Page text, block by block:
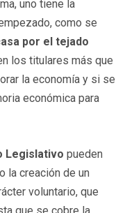
uno tiene la
como se
por el tejado
los titulares más que
la economía y si se
económica para
Legislativo pueden
la creación de un
voluntario, que